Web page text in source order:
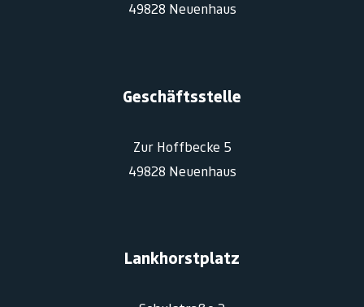
49828 Neuenhaus
Geschäftsstelle
Zur Hoffbecke 5
49828 Neuenhaus
Lankhorstplatz